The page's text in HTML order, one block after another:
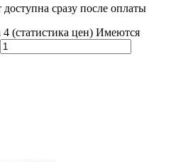
сразу после оплаты
4 (статистика цен) Имеются